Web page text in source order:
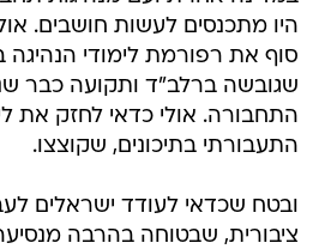
היו מתכנסים לעשות חושבים.
סוף את רפורמת לימודי הנהיגה
שגובשה ברלב"ד ותקועה כבר
התחבורה. אולי כדאי לחזק את
התעבורתי בתיכונים, שקוצצו.
ובטח שכדאי לעודד ישראלים
ציבורית, שבטוחה בהרבה